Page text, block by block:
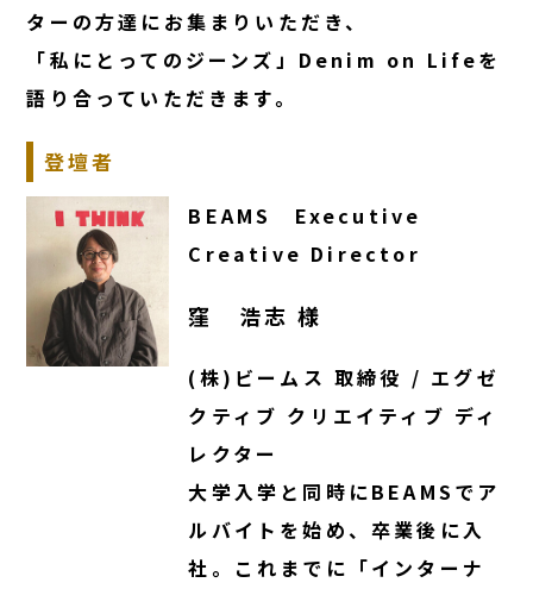
ターの方達にお集まりいただき、
「私にとってのジーンズ」Denim on Lifeを
語り合っていただきます。
登壇者
BEAMS Executive
Creative Director
窪 浩志 様
(株)ビームス 取締役 / エグゼ
クティブ クリエイティブ ディ
レクター
大学入学と同時にBEAMSでア
ルバイトを始め、卒業後に入
社。これまでに「インターナ